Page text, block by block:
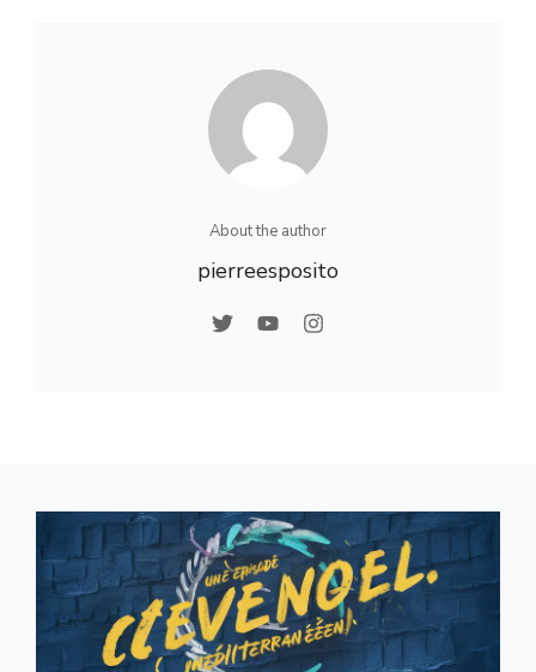
impacts
About the author
pierreesposito